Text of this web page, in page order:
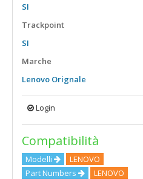
SI
Trackpoint
SI
Marche
Lenovo Orignale
Login
Compatibilità
Modelli
LENOVO
Part Numbers
LENOVO